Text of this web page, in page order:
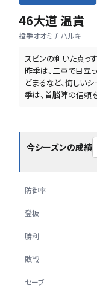
46
投手
大道 温貴
オオミチ ハルキ
スピンの利いた真っ
昨季は、二軍で目立
どまるなど、悔しい
季は、首脳陣の信頼
今シーズンの成績
防御率
登板
勝利
敗戦
セーブ